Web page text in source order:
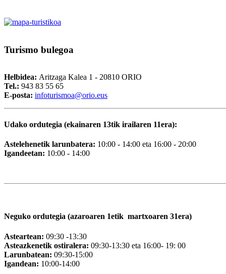
Turismo bulegoa
Helbidea: Aritzaga Kalea 1 - 20810 ORIO
Tel.: 943 83 55 65
E-posta: infoturismoa@orio.eus
Udako ordutegia (ekainaren 13tik irailaren 11era):
Astelehenetik larunbatera: 10:00 - 14:00 eta 16:00 - 20:00
Igandeetan: 10:00 - 14:00
Neguko ordutegia (azaroaren 1etik martxoaren 31era)
Asteartean: 09:30 -13:30
Asteazkenetik ostiralera: 09:30-13:30 eta 16:00- 19: 00
Larunbatean: 09:30-15:00
Igandean: 10:00-14:00